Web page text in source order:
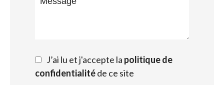
J’ai lu et j'accepte la politique de
confidentialitéde ce site